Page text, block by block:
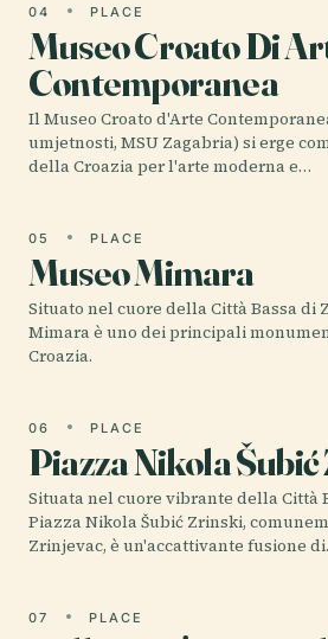
04 PLACE
Museo Croato Di
Contemporanea
Il Museo Croato d'Arte
umjetnosti, MSU Zagabria) si erge
della Croazia per l'arte moderna e…
05 PLACE
Museo Mimara
Situato nel cuore della Città Bassa di
Mimara è uno dei principali
Croazia.
06 PLACE
Piazza Nikola
Situata nel cuore vibrante della Città
Piazza Nikola Šubić Zrinski,
Zrinjevac, è un'accattivante fusione
07 PLACE